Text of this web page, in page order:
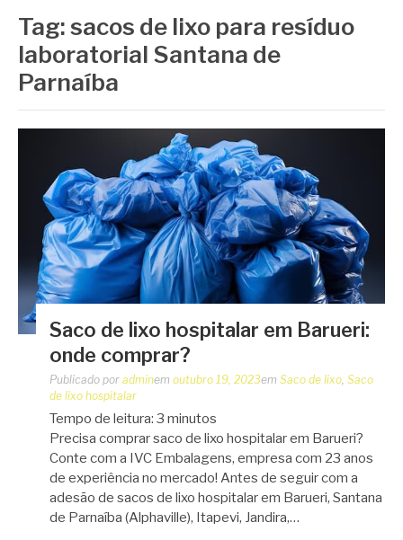
Tag:sacos de lixo para resíduo
laboratorial Santana de
Parnaíba
Saco de lixo hospitalar em Barueri:
onde comprar?
Publicado por adminem outubro 19, 2023em Saco de lixo Saco
de lixo hospitalar
Tempo de leitura: 3 minutos
Precisa comprar saco de lixo hospitalar em Barueri?
Conte com a IVC Embalagens, empresa com 23 anos
de experiência no mercado! Antes de seguir com a
adesão de sacos de lixo hospitalar em Barueri, Santana
de Parnaíba (Alphaville), Itapevi, Jandira,…